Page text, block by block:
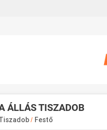
ÁLLÁS TISZADOB
/ Festő